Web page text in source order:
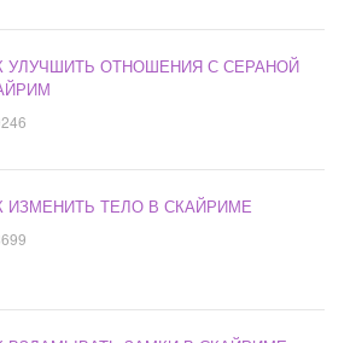
УЛУЧШИТЬ ОТНОШЕНИЯ С СЕРАНОЙ
ИЗМЕНИТЬ ТЕЛО В СКАЙРИМЕ